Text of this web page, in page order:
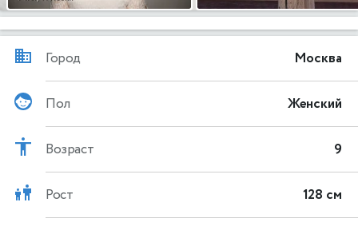
Город Москва
Пол Женский
Возраст 9
Рост 128 см